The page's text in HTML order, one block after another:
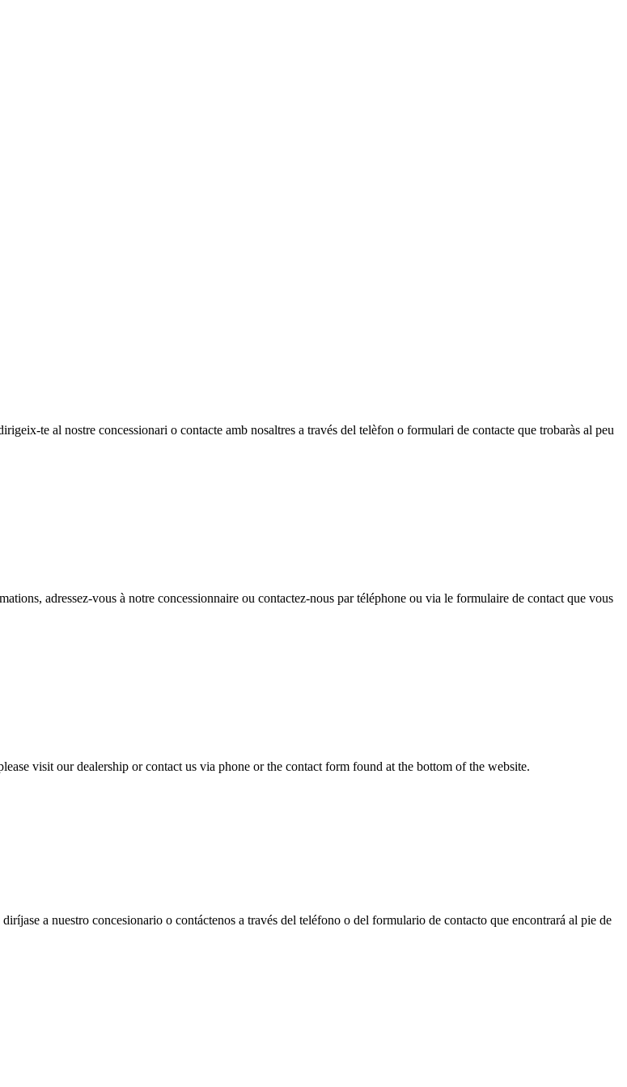
te al nostre concessionari o contacte amb nosaltres a través del telèfon o formulari de contacte que trobaràs al peu
adressez-vous à notre concessionnaire ou contactez-nous par téléphone ou via le formulaire de contact que vous
visit our dealership or contact us via phone or the contact form found at the bottom of the website.
a nuestro concesionario o contáctenos a través del teléfono o del formulario de contacto que encontrará al pie de